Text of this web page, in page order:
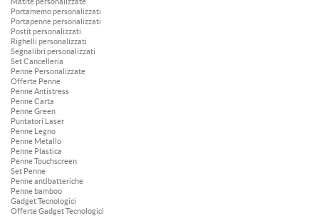
Portamemo personalizzati
Portapenne personalizzati
Postit personalizzati
Righelli personalizzati
Segnalibri personalizzati
Set Cancelleria
Penne Personalizzate
Offerte Penne
Penne Antistress
Penne Carta
Penne Green
Puntatori Laser
Penne Legno
Penne Metallo
Penne Plastica
Penne Touchscreen
Set Penne
Penne antibatteriche
Penne bamboo
Gadget Tecnologici
Offerte Gadget Tecnologici